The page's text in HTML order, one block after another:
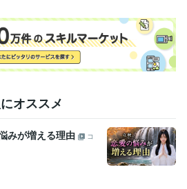
年5月
~ 1997年2月
2012年2月
年11月
年7月
年9月
年12月 2018年2月 ~ 2018年6月 2
年2月 2021年5月 ~ 現在
オススメ
みが増える理由
コ